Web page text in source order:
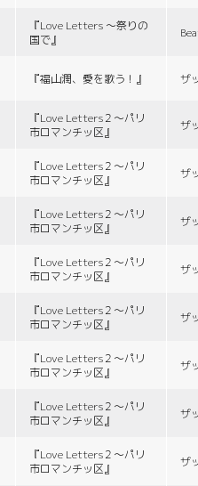
『Love Letters 〜祭りの
国で』
『福山潤、愛を歌う！』 ザ
『Love Letters２〜パリ
市ロマンチッ区』
ザ
『Love Letters２〜パリ
市ロマンチッ区』
ザ
『Love Letters２〜パリ
市ロマンチッ区』
ザ
『Love Letters２〜パリ
市ロマンチッ区』
ザ
『Love Letters２〜パリ
市ロマンチッ区』
ザ
『Love Letters２〜パリ
市ロマンチッ区』
ザ
『Love Letters２〜パリ
市ロマンチッ区』
ザ
『Love Letters２〜パリ
市ロマンチッ区』
ザ